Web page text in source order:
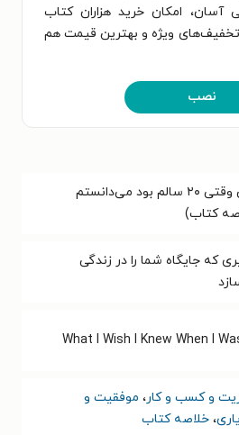
آسان، امکان خرید هزاران کتاب
تخفیف‌های ویژه و بهترین قیمت هم
نصب
کاش وقتی ۲۰ سالم بود ‌می‌دانستم
کتاب)
که جایگاه شما را در زندگی
What I Wish I Knew When I
و کسب و کار، موفقیت و
، خلاصه کتاب